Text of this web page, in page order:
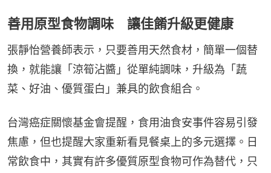
善用原型食物調味 讓佳餚升級更健康
張靜怡營養師表示，只要善用天然食材，簡單一個替
換，就能讓「涼筍沾醬」從單純調味，升級為「蔬
菜、好油、優質蛋白」兼具的飲食組合。
台灣癌症關懷基金會提醒，食用油食安事件容易引發
焦慮，但也提醒大家重新看見餐桌上的多元選擇。日
常飲食中，其實有許多優質原型食物可作為替代，只